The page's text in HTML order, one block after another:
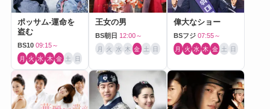
ポッサム-運命を
盗む
BS10 09:15～
月 火 水 木 金 土 日
王女の男
BS朝日 12:00～
月 火 水 木 金 土 日
偉大なショー
BSフジ 07:55～
月 火 水 木 金 土 日